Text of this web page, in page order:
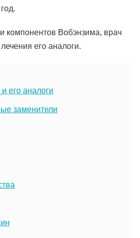
компонентов Вобэнзима, врач
его аналоги.
его аналоги
заменители